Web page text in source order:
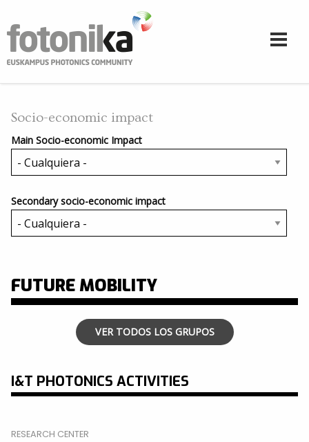
FUTURE MOBILITY
Socio-economic impact
Main Socio-economic Impact
Secondary socio-economic impact
VER TODOS LOS GRUPOS
I&T PHOTONICS ACTIVITIES
RESEARCH CENTER